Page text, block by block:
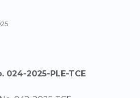
024-2025-PLE-TCE